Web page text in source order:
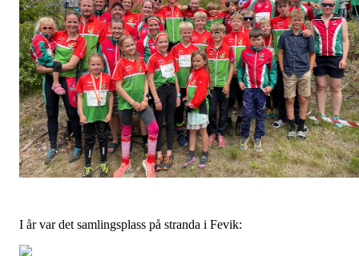
I år var det samlingsplass på stranda i Fevik: